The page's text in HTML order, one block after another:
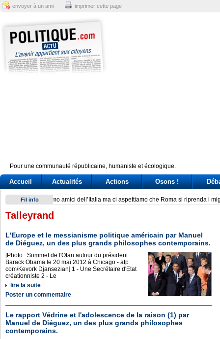
envoyer à un ami imprimer cette page
Pour une communauté républicaine, humaniste et écologique.
Accueil Actualités Actions Osons !
Fil info Giuseppe Conte, un’«agenda» per la leadership (ma il
Talleyrand
L'Europe et le messianisme politique américain par Manuel
de Diéguez, un des plus grands philosophes contemporains.
[Photo : Sommet de l'Otan autour du président
Barack Obama le 20 mai 2012 à Chicago - afp
com/Kevork Djansezian] 1 - Une Secrétaire d'Etat
créationniste 2 - Le
lire la suite
Poster un commentaire
Le rapport Védrine et l'adolescence de la raison (1) par
Manuel de Diéguez, un des plus grands philosophes
contemporains.